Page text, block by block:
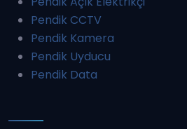
Pendik CCTV
Pendik Kamera
Pendik Uyducu
Pendik Data